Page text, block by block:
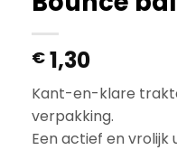
€ 1,30
Kant-en-klare
verpakking.
Een actief en